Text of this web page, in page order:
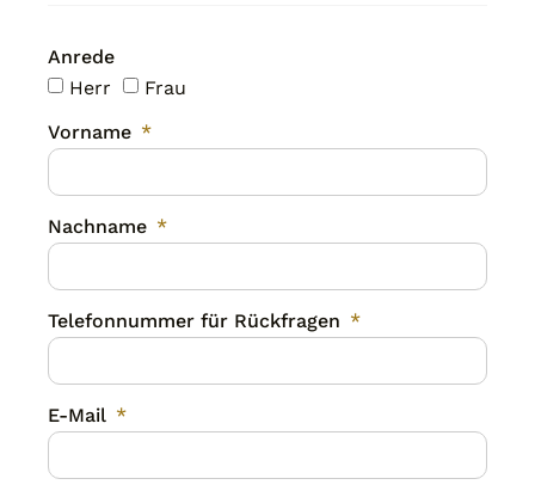
Anrede
Herr
Frau
Vorname
Nachname
Telefonnummer für Rückfragen
E-Mail